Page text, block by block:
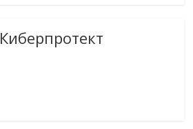
Киберпротект